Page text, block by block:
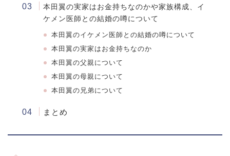
本田翼の実家はお金持ちなのかや家族構成、イ
ケメン医師との結婚の噂について
本田翼のイケメン医師との結婚の噂について
本田翼の実家はお金持ちなのか
本田翼の父親について
本田翼の母親について
本田翼の兄弟について
まとめ